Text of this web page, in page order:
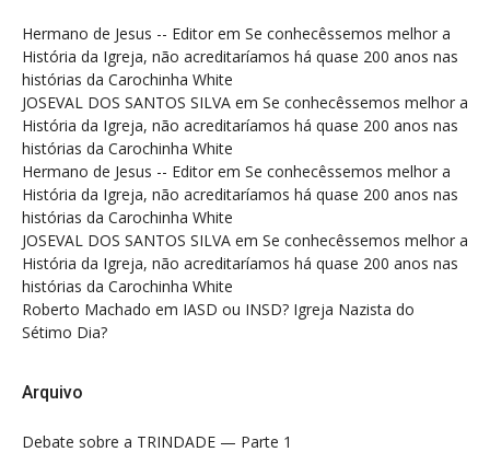
Hermano de Jesus -- Editor em Se conhecêssemos melhor a
História da Igreja, não acreditaríamos há quase 200 anos nas
histórias da Carochinha White
JOSEVAL DOS SANTOS SILVA em Se conhecêssemos melhor a
História da Igreja, não acreditaríamos há quase 200 anos nas
histórias da Carochinha White
Hermano de Jesus -- Editor em Se conhecêssemos melhor a
História da Igreja, não acreditaríamos há quase 200 anos nas
histórias da Carochinha White
JOSEVAL DOS SANTOS SILVA em Se conhecêssemos melhor a
História da Igreja, não acreditaríamos há quase 200 anos nas
histórias da Carochinha White
Roberto Machado em IASD ou INSD? Igreja Nazista do
Sétimo Dia?
Arquivo
Debate sobre a TRINDADE — Parte 1